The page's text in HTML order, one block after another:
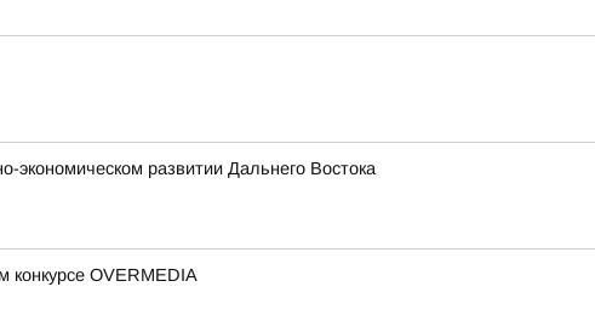
развитии Дальнего Востока
конкурсе OVERMEDIA